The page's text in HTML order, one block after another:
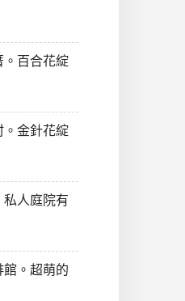
。百合花綻
。金針花綻
私人庭院有
館。超萌的